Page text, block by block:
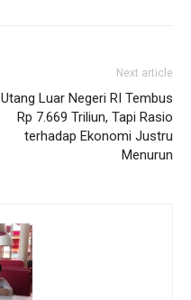
Next article
Utang Luar Negeri RI Tembus
Rp 7.669 Triliun, Tapi Rasio
terhadap Ekonomi Justru
Menurun